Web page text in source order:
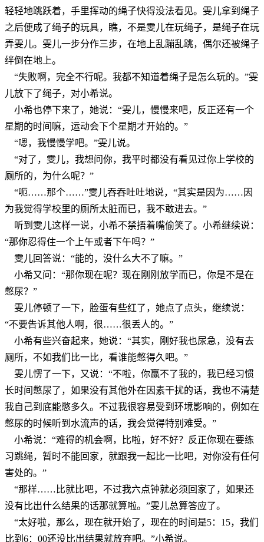
轻轻地跳跃着，手里挥动的绳子快得没法看见。雯儿拿到绳子
之后便成了绳子的玩具，瞧，不是雯儿在玩绳子，是绳子在玩
弄雯儿。雯儿一步分作三步，在地上乱蹦乱跳，偶尔还被绳子
绊倒在地上。
“失败啊，完全不行呢。我都不知道着绳子是怎么玩的。”雯
儿放下了绳子，对小希说。
小希也停下来了，她说：“雯儿，慢慢来吧，反正还有一个
星期的时间嘛，运动会下个星期才开始的。”
“嗯，我慢慢学吧。”雯儿说。
“对了，雯儿，我想问你，我平时都没有看见过你上学校的
厕所的，为什么呢？”
“呃……那个……”雯儿吞吞吐吐地说，“其实是因为……因
为我觉得学校里的厕所太脏而已，我不敢进去。”
听到雯儿这样一说，小希不禁捂着嘴偷笑了。小希继续说：
“那你忍得住一个上午或者下午吗？”
雯儿回答说：“能的，没什么大不了嘛。”
小希又问：“那你现在呢？现在刚刚放学而已，你是不是在
憋尿？”
雯儿停顿了一下，脸蛋有些红了，她点了点头，继续说：
“不要告诉其他人啊，很……很丢人的。”
小希有些兴奋起来，她说：“其实，刚好我也尿急，没有去
厕所，不如我们比一比，看谁能憋得久吧。”
雯儿愣了一下，又说：“不啦，你赢不了我的，我已经习惯
长时间憋尿了，如果没有其他外在因素干扰的话，我也不清楚
我自己到底能憋多久。不过我很容易受到环境影响的，例如在
憋尿的时候听到水流声的话，我会觉得特别难受。”
小希说：“难得的机会啊，比啦，好不好？反正你现在要练
习跳绳，暂时不能回家，就跟我一起比一比吧，对你没有任何
害处的。”
“那样……比就比吧，不过我六点钟就必须回家了，如果还
没有比出什么结果的话那就算啦。”雯儿总算答应了。
“太好啦，那么，现在就开始了，现在的时间是5：15，我们
比到6：00还没比出结果就放弃吧。”小希说。